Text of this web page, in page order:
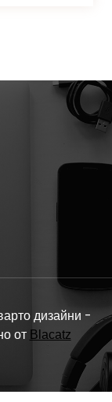
дизайни -
от Blacatz